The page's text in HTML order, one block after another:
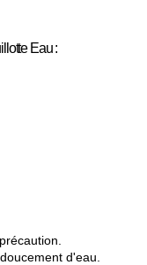
Eau :
d'eau.